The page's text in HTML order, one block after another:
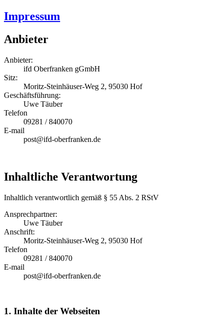
Impressum
Anbieter
Anbieter:
ifd Oberfranken gGmbH
Sitz:
Moritz-Steinhäuser-Weg 2, 95030 Hof
Geschäftsführung:
Uwe Täuber
Telefon
09281 / 840070
E-mail
post@ifd-oberfranken.de
Inhaltliche Verantwortung
Inhaltlich verantwortlich gemäß § 55 Abs. 2 RStV
Ansprechpartner:
Uwe Täuber
Anschrift:
Moritz-Steinhäuser-Weg 2, 95030 Hof
Telefon
09281 / 840070
E-mail
post@ifd-oberfranken.de
1. Inhalte der Webseiten